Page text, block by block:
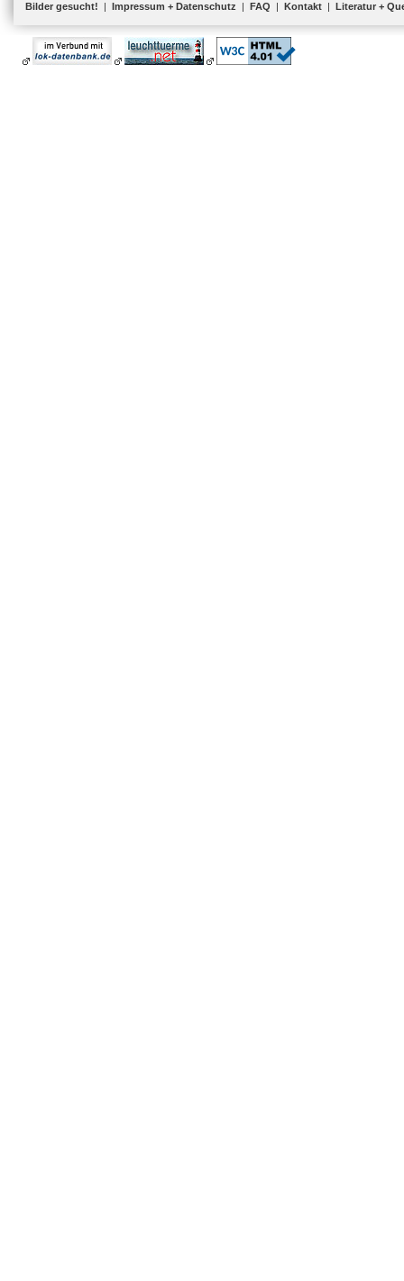
Bilder gesucht! | Impressum + Datenschutz | FAQ | Kontakt | Literatur +